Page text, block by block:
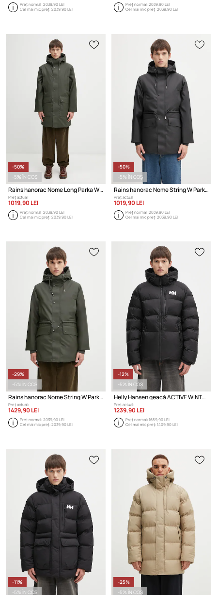
Preț normal:2039,90 LEI
Cel mai mic preț:2039,90 LEI
Preț normal:2039,90 LEI
Cel mai mic preț:2039,90 LEI
-50%
-5% ÎN COȘ
Rains hanorac Nome Long Parka W3T3
Preț actual:
1019,90 LEI
Preț normal:2039,90 LEI
Cel mai mic preț:2039,90 LEI
-50%
-5% ÎN COȘ
Rains hanorac Nome String W Parka W3T3
Preț actual:
1019,90 LEI
Preț normal:2039,90 LEI
Cel mai mic preț:2039,90 LEI
-29%
-5% ÎN COȘ
Rains hanorac Nome String W Parka W3T3
Preț actual:
1429,90 LEI
Preț normal:2039,90 LEI
Cel mai mic preț:2039,90 LEI
-12%
-5% ÎN COȘ
Helly Hansen geacă ACTIVE WINTER PARKA
Preț actual:
1239,90 LEI
Preț normal:1659,90 LEI
Cel mai mic preț:1409,90 LEI
-11%
-5% ÎN COȘ
-25%
-5% ÎN COȘ